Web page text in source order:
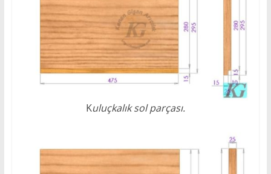
Kuluçkalık sol parçası.